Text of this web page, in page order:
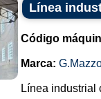
Línea
Código
Marca:
Línea industrial